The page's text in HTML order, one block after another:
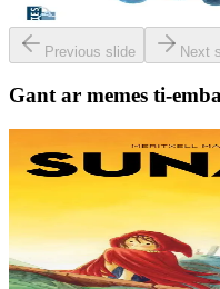
Er stok
Previous slide Next
Gant ar memes ti-
TES
Sunakay
Deuet eo ar mor da vezañ ur
ennañ ken. Div c’hoar zo o
evel ma c’hallont, e-touez al